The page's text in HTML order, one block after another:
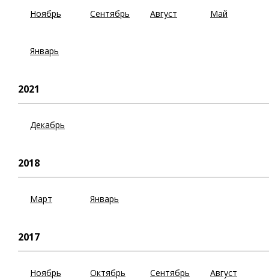
Ноябрь Сентябрь Август Май
Январь
2021
Декабрь
2018
Март Январь
2017
Ноябрь Октябрь Сентябрь Август